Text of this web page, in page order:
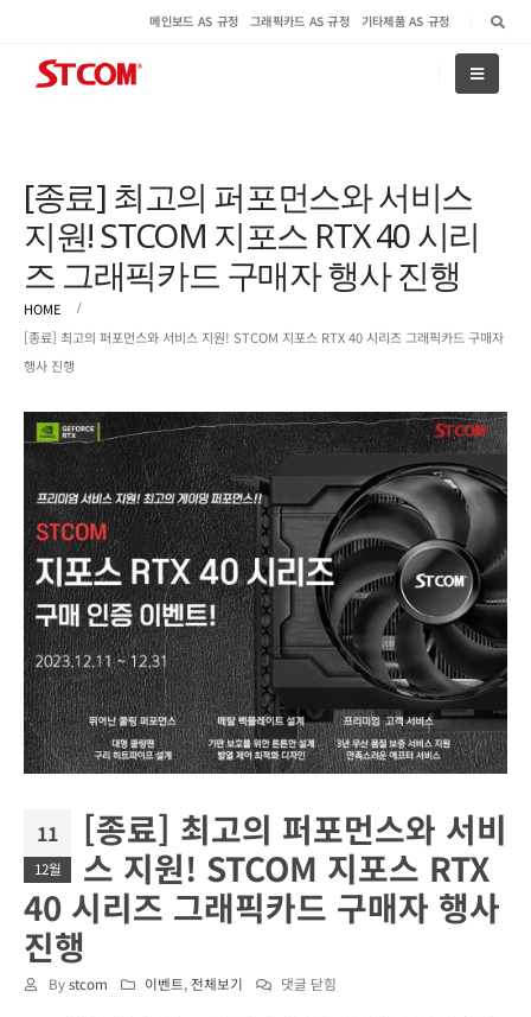
메인보드 AS 규정 그래픽카드 AS 규정 기타제품 AS 규정
[종료] 최고의 퍼포먼스와 서비스
지원! STCOM 지포스 RTX 40 시리
즈 그래픽카드 구매자 행사 진행
HOME
[종료] 최고의 퍼포먼스와 서비스 지원! STCOM 지포스 RTX 40 시리즈 그래픽카드 구매자
행사 진행
11
12월
[종료] 최고의 퍼포먼스와 서비
스 지원! STCOM 지포스 RTX
40 시리즈 그래픽카드 구매자 행사
진행
Bystcom 이벤트, 전체보기
[종
댓글 닫힘